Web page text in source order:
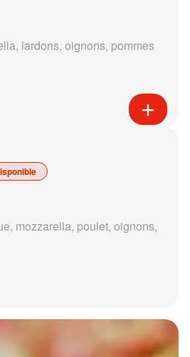
lardons, oignons, pommes
mozzarella, poulet, oignons,